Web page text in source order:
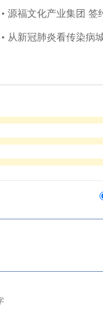
• 源福文化产业集团 签
• 从新冠肺炎看传染病